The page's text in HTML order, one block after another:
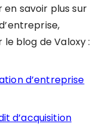
savoir plus sur
blog de Valoxy :
d’entreprise
d’acquisition